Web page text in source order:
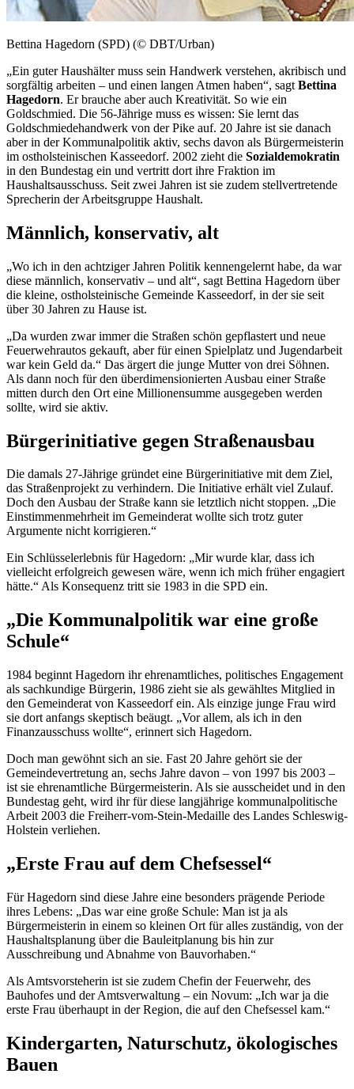
Bettina Hagedorn (SPD) (© DBT/Urban)
„Ein guter Haushälter muss sein Handwerk verstehen, akribisch und
sorgfältig arbeiten – und einen langen Atmen haben“, sagt Bettina
Hagedorn. Er brauche aber auch Kreativität. So wie ein
Goldschmied. Die 56-Jährige muss es wissen: Sie lernt das
Goldschmiedehandwerk von der Pike auf. 20 Jahre ist sie danach
aber in der Kommunalpolitik aktiv, sechs davon als Bürgermeisterin
im ostholsteinischen Kasseedorf. 2002 zieht die Sozialdemokratin
in den Bundestag ein und vertritt dort ihre Fraktion im
Haushaltsausschuss. Seit zwei Jahren ist sie zudem stellvertretende
Sprecherin der Arbeitsgruppe Haushalt.
Männlich, konservativ, alt
„Wo ich in den achtziger Jahren Politik kennengelernt habe, da war
diese männlich, konservativ – und alt“, sagt Bettina Hagedorn über
die kleine, ostholsteinische Gemeinde Kasseedorf, in der sie seit
über 30 Jahren zu Hause ist.
„Da wurden zwar immer die Straßen schön gepflastert und neue
Feuerwehrautos gekauft, aber für einen Spielplatz und Jugendarbeit
war kein Geld da.“ Das ärgert die junge Mutter von drei Söhnen.
Als dann noch für den überdimensionierten Ausbau einer Straße
mitten durch den Ort eine Millionensumme ausgegeben werden
sollte, wird sie aktiv.
Bürgerinitiative gegen Straßenausbau
Die damals 27-Jährige gründet eine Bürgerinitiative mit dem Ziel,
das Straßenprojekt zu verhindern. Die Initiative erhält viel Zulauf.
Doch den Ausbau der Straße kann sie letztlich nicht stoppen. „Die
Einstimmenmehrheit im Gemeinderat wollte sich trotz guter
Argumente nicht korrigieren.“
Ein Schlüsselerlebnis für Hagedorn: „Mir wurde klar, dass ich
vielleicht erfolgreich gewesen wäre, wenn ich mich früherengagiert
hätte.“ Als Konsequenz tritt sie 1983 in die SPD ein.
„Die Kommunalpolitik war eine große
Schule“
1984 beginnt Hagedorn ihr ehrenamtliches, politisches Engagement
als sachkundige Bürgerin, 1986 zieht sie als gewähltes Mitglied in
den Gemeinderat von Kasseedorf ein. Als einzige junge Frau wird
sie dort anfangs skeptisch beäugt. „Vor allem, als ich in den
Finanzausschuss wollte“, erinnert sich Hagedorn.
Doch man gewöhnt sich an sie. Fast 20 Jahre gehört sie der
Gemeindevertretung an, sechs Jahre davon – von 1997 bis 2003 –
ist sie ehrenamtliche Bürgermeisterin. Als sie ausscheidet und in den
Bundestag geht, wird ihr für diese langjährige kommunalpolitische
Arbeit 2003 die Freiherr-vom-Stein-Medaille des Landes Schleswig-
Holstein verliehen.
„Erste Frau auf dem Chefsessel“
Für Hagedorn sind diese Jahre eine besonders prägende Periode
ihres Lebens: „Das war eine große Schule: Man ist ja als
Bürgermeisterin in einem so kleinen Ort für alles zuständig, von der
Haushaltsplanung über die Bauleitplanung bis hin zur
Ausschreibung und Abnahme von Bauvorhaben.“
Als Amtsvorsteherin ist sie zudem Chefin der Feuerwehr, des
Bauhofes und der Amtsverwaltung – ein Novum: „Ich war ja die
erste Frau überhaupt in der Region, die auf den Chefsessel kam.“
Kindergarten, Naturschutz, ökologisches
Bauen